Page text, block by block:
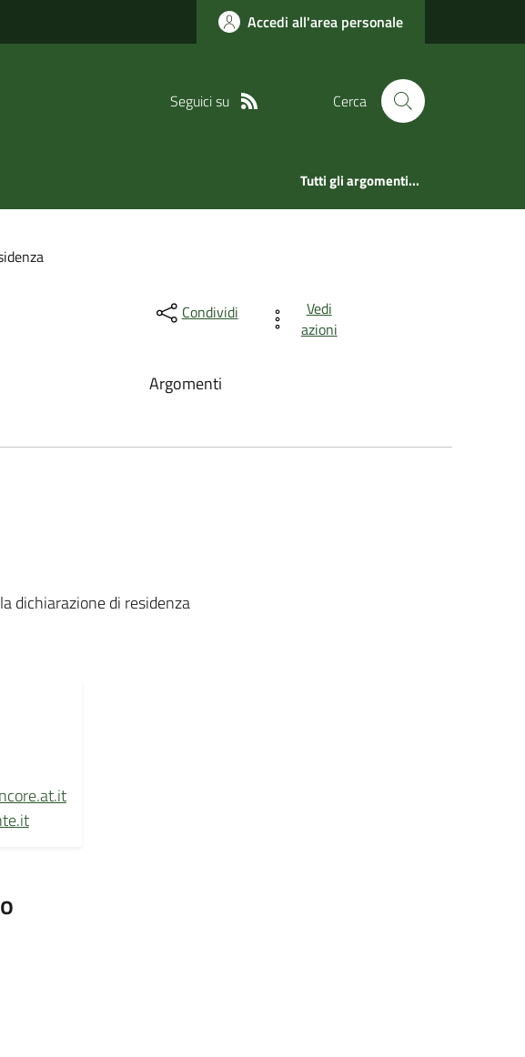
Accedi all'area personale
Seguici su Cerca
Tutti gli argomenti...
Condividi
Vedi
azioni
Argomenti
dichiarazione di residenza